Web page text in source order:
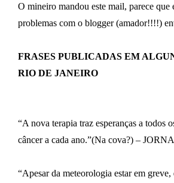
O mineiro mandou este mail, parece que
problemas com o blogger (amador!!!!)
FRASES PUBLICADAS EM
RIO DE JANEIRO
“A nova terapia traz esperanças a todos
câncer a cada ano.”(Na cova?) –
“Apesar da meteorologia estar em